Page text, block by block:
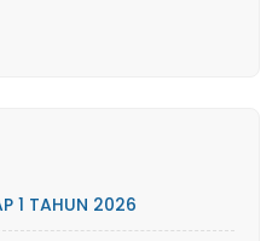
1 TAHUN 2026